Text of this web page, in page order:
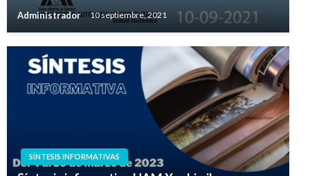
Administrador 10 septiembre, 2021
SÍNTESIS INFORMATIVAS